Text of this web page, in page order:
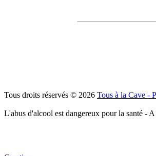
Tous droits réservés © 2026 Tous à la Cave -
L'abus d'alcool est dangereux pour la santé -